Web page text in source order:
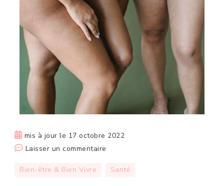
mis à jour le 17 octobre 2022
Laisser un commentaire
tout
Bien-être & Bien Vivre Santé